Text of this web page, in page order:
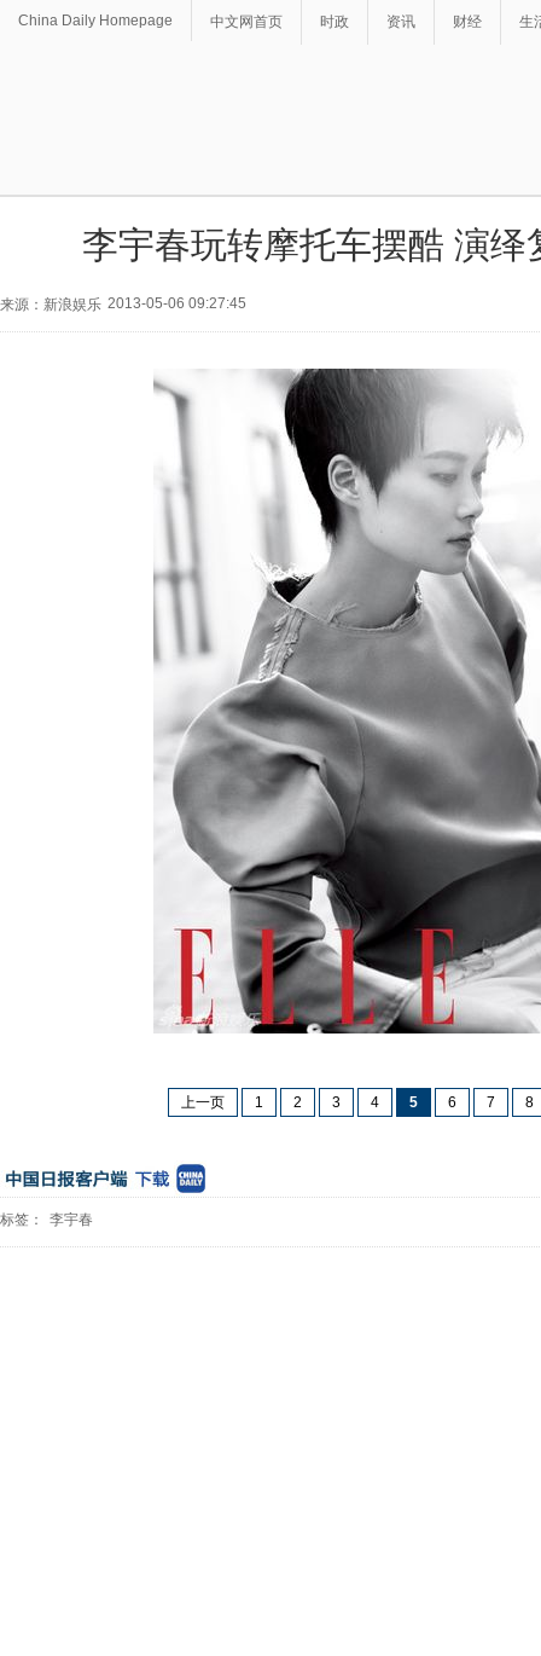
China Daily Homepage 中文网首页 时政 资讯 财经 生
李宇春玩转摩托车摆酷 演绎
来源：新浪娱乐 2013-05-06 09:27:45
上一页 1 2 3 4 5 6 7 8
标签： 李宇春